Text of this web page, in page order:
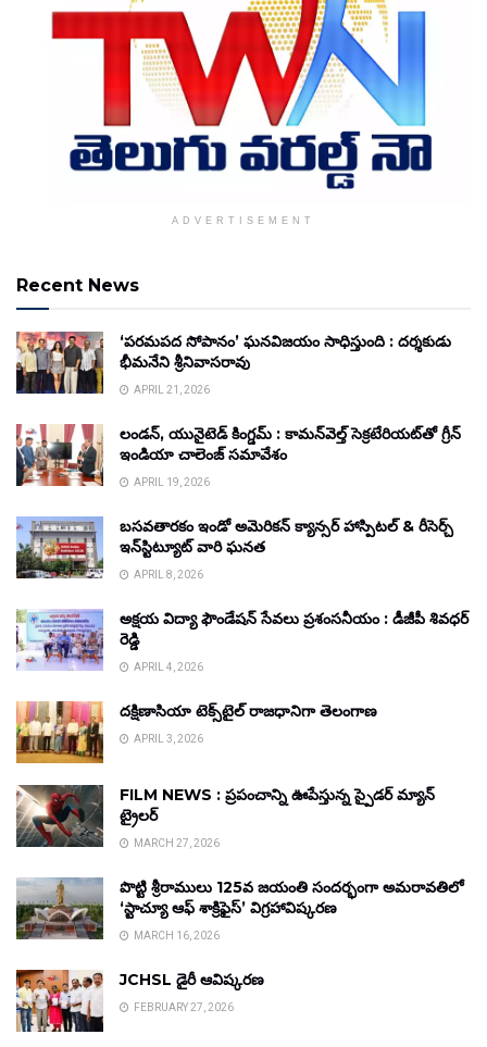
ADVERTISEMENT
Recent News
‘పరమపద సోపానం’ ఘనవిజయం సాధిస్తుంది : దర్శకుడు
భీమనేని శ్రీనివాసరావు
APRIL 21, 2026
లండన్, యునైటెడ్ కింగ్డమ్ : కామన్‌వెల్త్ సెక్రటేరియట్‌తో గ్రీన్
ఇండియా చాలెంజ్ సమావేశం
APRIL 19, 2026
బసవతారకం ఇండో అమెరికన్ క్యాన్సర్ హాస్పిటల్ & రీసెర్చ్
ఇన్‌స్టిట్యూట్ వారి ఘనత
APRIL 8, 2026
అక్షయ విద్యా ఫౌండేషన్ సేవలు ప్రశంసనీయం : డీజీపీ శివధర్
రెడ్డి
APRIL 4, 2026
దక్షిణాసియా టెక్స్‌టైల్ రాజధానిగా తెలంగాణ
APRIL 3, 2026
FILM NEWS : ప్రపంచాన్ని ఊపేస్తున్న స్పైడర్ మ్యాన్
ట్రైలర్
MARCH 27, 2026
పొట్టి శ్రీరాములు 125వ జయంతి సందర్భంగా అమరావతిలో
‘స్టాచ్యూ ఆఫ్ శాక్రిఫైస్’ విగ్రహావిష్కరణ
MARCH 16, 2026
JCHSL డైరీ ఆవిష్కరణ
FEBRUARY 27, 2026